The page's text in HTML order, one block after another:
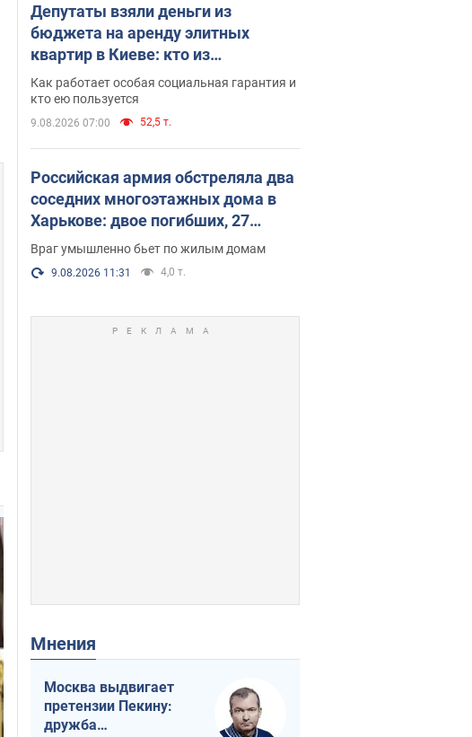
Депутаты взяли деньги из
бюджета на аренду элитных
квартир в Киеве: кто из
парламентариев просил средства
и где поселился
Как работает особая социальная гарантия и
кто ею пользуется
9.08.2026 07:00 52,5 т.
Российская армия обстреляла два
соседних многоэтажных дома в
Харькове: двое погибших, 27
пострадавших
Враг умышленно бьет по жилым домам
9.08.2026 11:31 4,0 т.
Мнения
Москва выдвигает
претензии Пекину:
дружба